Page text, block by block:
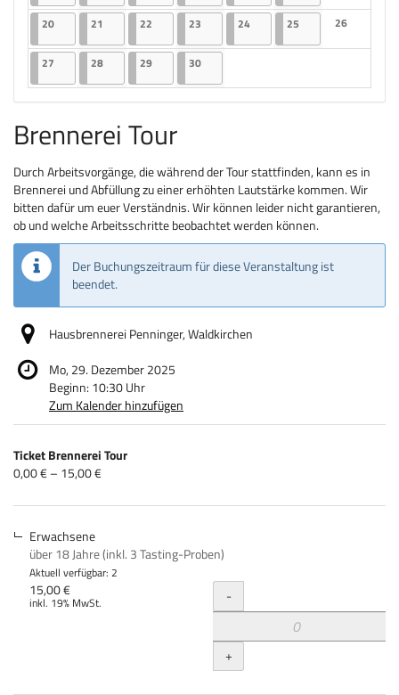
Keine
2020.04.2026
2 Veranstaltungen
21 21.04.2026
2 Veranstaltungen
22 22.04.2026
2 Veranstaltungen
23 23.04.2026
2 Veranstaltungen
2424.04.2026
2 Veranstaltungen
25 25.04.2026
2 Veranstaltungen
26
Keine
27 27.04.2026
2 Veranstaltungen
2828.04.2026
2 Veranstaltungen
2929.04.2026
2 Veranstaltungen
3030.04.2026
2 Veranstaltungen
Brennerei Tour
Durch Arbeitsvorgänge, die während der Tour stattfinden, kann es in
Brennerei und Abfüllung zu einer erhöhten Lautstärke kommen. Wir
bitten dafür um euer Verständnis. Wir können leider nicht garantieren,
ob und welche Arbeitsschritte beobachtet werden können.
Der Buchungszeitraum für diese Veranstaltung ist
beendet.
Hausbrennerei Penninger, Waldkirchen
Mo, 29. Dezember 2025
Beginn: 10:30Uhr
Zum Kalender hinzufügen
Produkte
Unkategorisierte
Produkte
Ticket Brennerei Tour
von
bis
0,00 € – 15,00 €
Erwachsene
über 18 Jahre (inkl. 3 Tasting-Proben)
Aktuell verfügbar: 2
15,00 €
inkl. 19% MwSt. Menge
-
+